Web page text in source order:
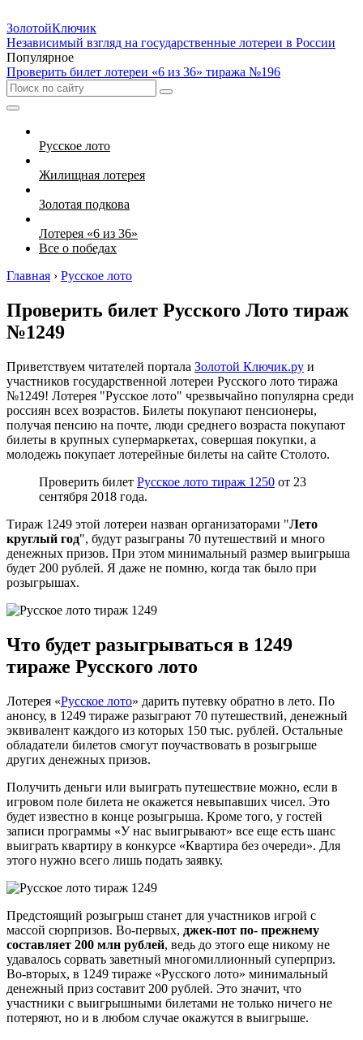
ЗолотойКлючик
Независимый взгляд на государственные лотереи в России
Популярное
Проверить билет лотереи «6 из 36» тиража №196
Русское лото
Жилищная лотерея
Золотая подкова
Лотерея «6 из 36»
Все о победах
Главная › Русское лото
Проверить билет Русского Лото тираж
№1249
Приветствуем читателей портала Золотой Ключик.ру и
участников государственной лотереи Русского лото тиража
№1249! Лотерея "Русское лото" чрезвычайно популярна среди
россиян всех возрастов. Билеты покупают пенсионеры,
получая пенсию на почте, люди среднего возраста покупают
билеты в крупных супермаркетах, совершая покупки, а
молодежь покупает лотерейные билеты на сайте Столото.
Проверить билет Русское лото тираж 1250 от 23
сентября 2018 года.
Тираж 1249 этой лотереи назван организаторами "Лето
круглый год", будут разыграны 70 путешествий и много
денежных призов. При этом минимальный размер выигрыша
будет 200 рублей. Я даже не помню, когда так было при
розыгрышах.
Что будет разыгрываться в 1249
тираже Русского лото
Лотерея «Русское лото» дарить путевку обратно в лето. По
анонсу, в 1249 тираже разыграют 70 путешествий, денежный
эквивалент каждого из которых 150 тыс. рублей. Остальные
обладатели билетов смогут поучаствовать в розыгрыше
других денежных призов.
Получить деньги или выиграть путешествие можно, если в
игровом поле билета не окажется невыпавших чисел. Это
будет известно в конце розыгрыша. Кроме того, у гостей
записи программы «У нас выигрывают» все еще есть шанс
выиграть квартиру в конкурсе «Квартира без очереди». Для
этого нужно всего лишь подать заявку.
Предстоящий розыгрыш станет для участников игрой с
массой сюрпризов. Во-первых, джек-пот по- прежнему
составляет 200 млн рублей, ведь до этого еще никому не
удавалось сорвать заветный многомиллионный суперприз.
Во-вторых, в 1249 тираже «Русского лото» минимальный
денежный приз составит 200 рублей. Это значит, что
участники с выигрышными билетами не только ничего не
потеряют, но и в любом случае окажутся в выигрыше.